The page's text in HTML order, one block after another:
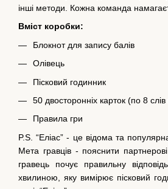
інші методи. Кожна команда
Вміст коробки:
Блокнот для запису балів
Олівець
Пісковий годинник
50 двосторонніх карток (по 8
Правила гри
P.S. “Еліас” - це відома та
Мета гравців - пояснити
гравець почує правильну
хвилиною, яку вимірює пісковий